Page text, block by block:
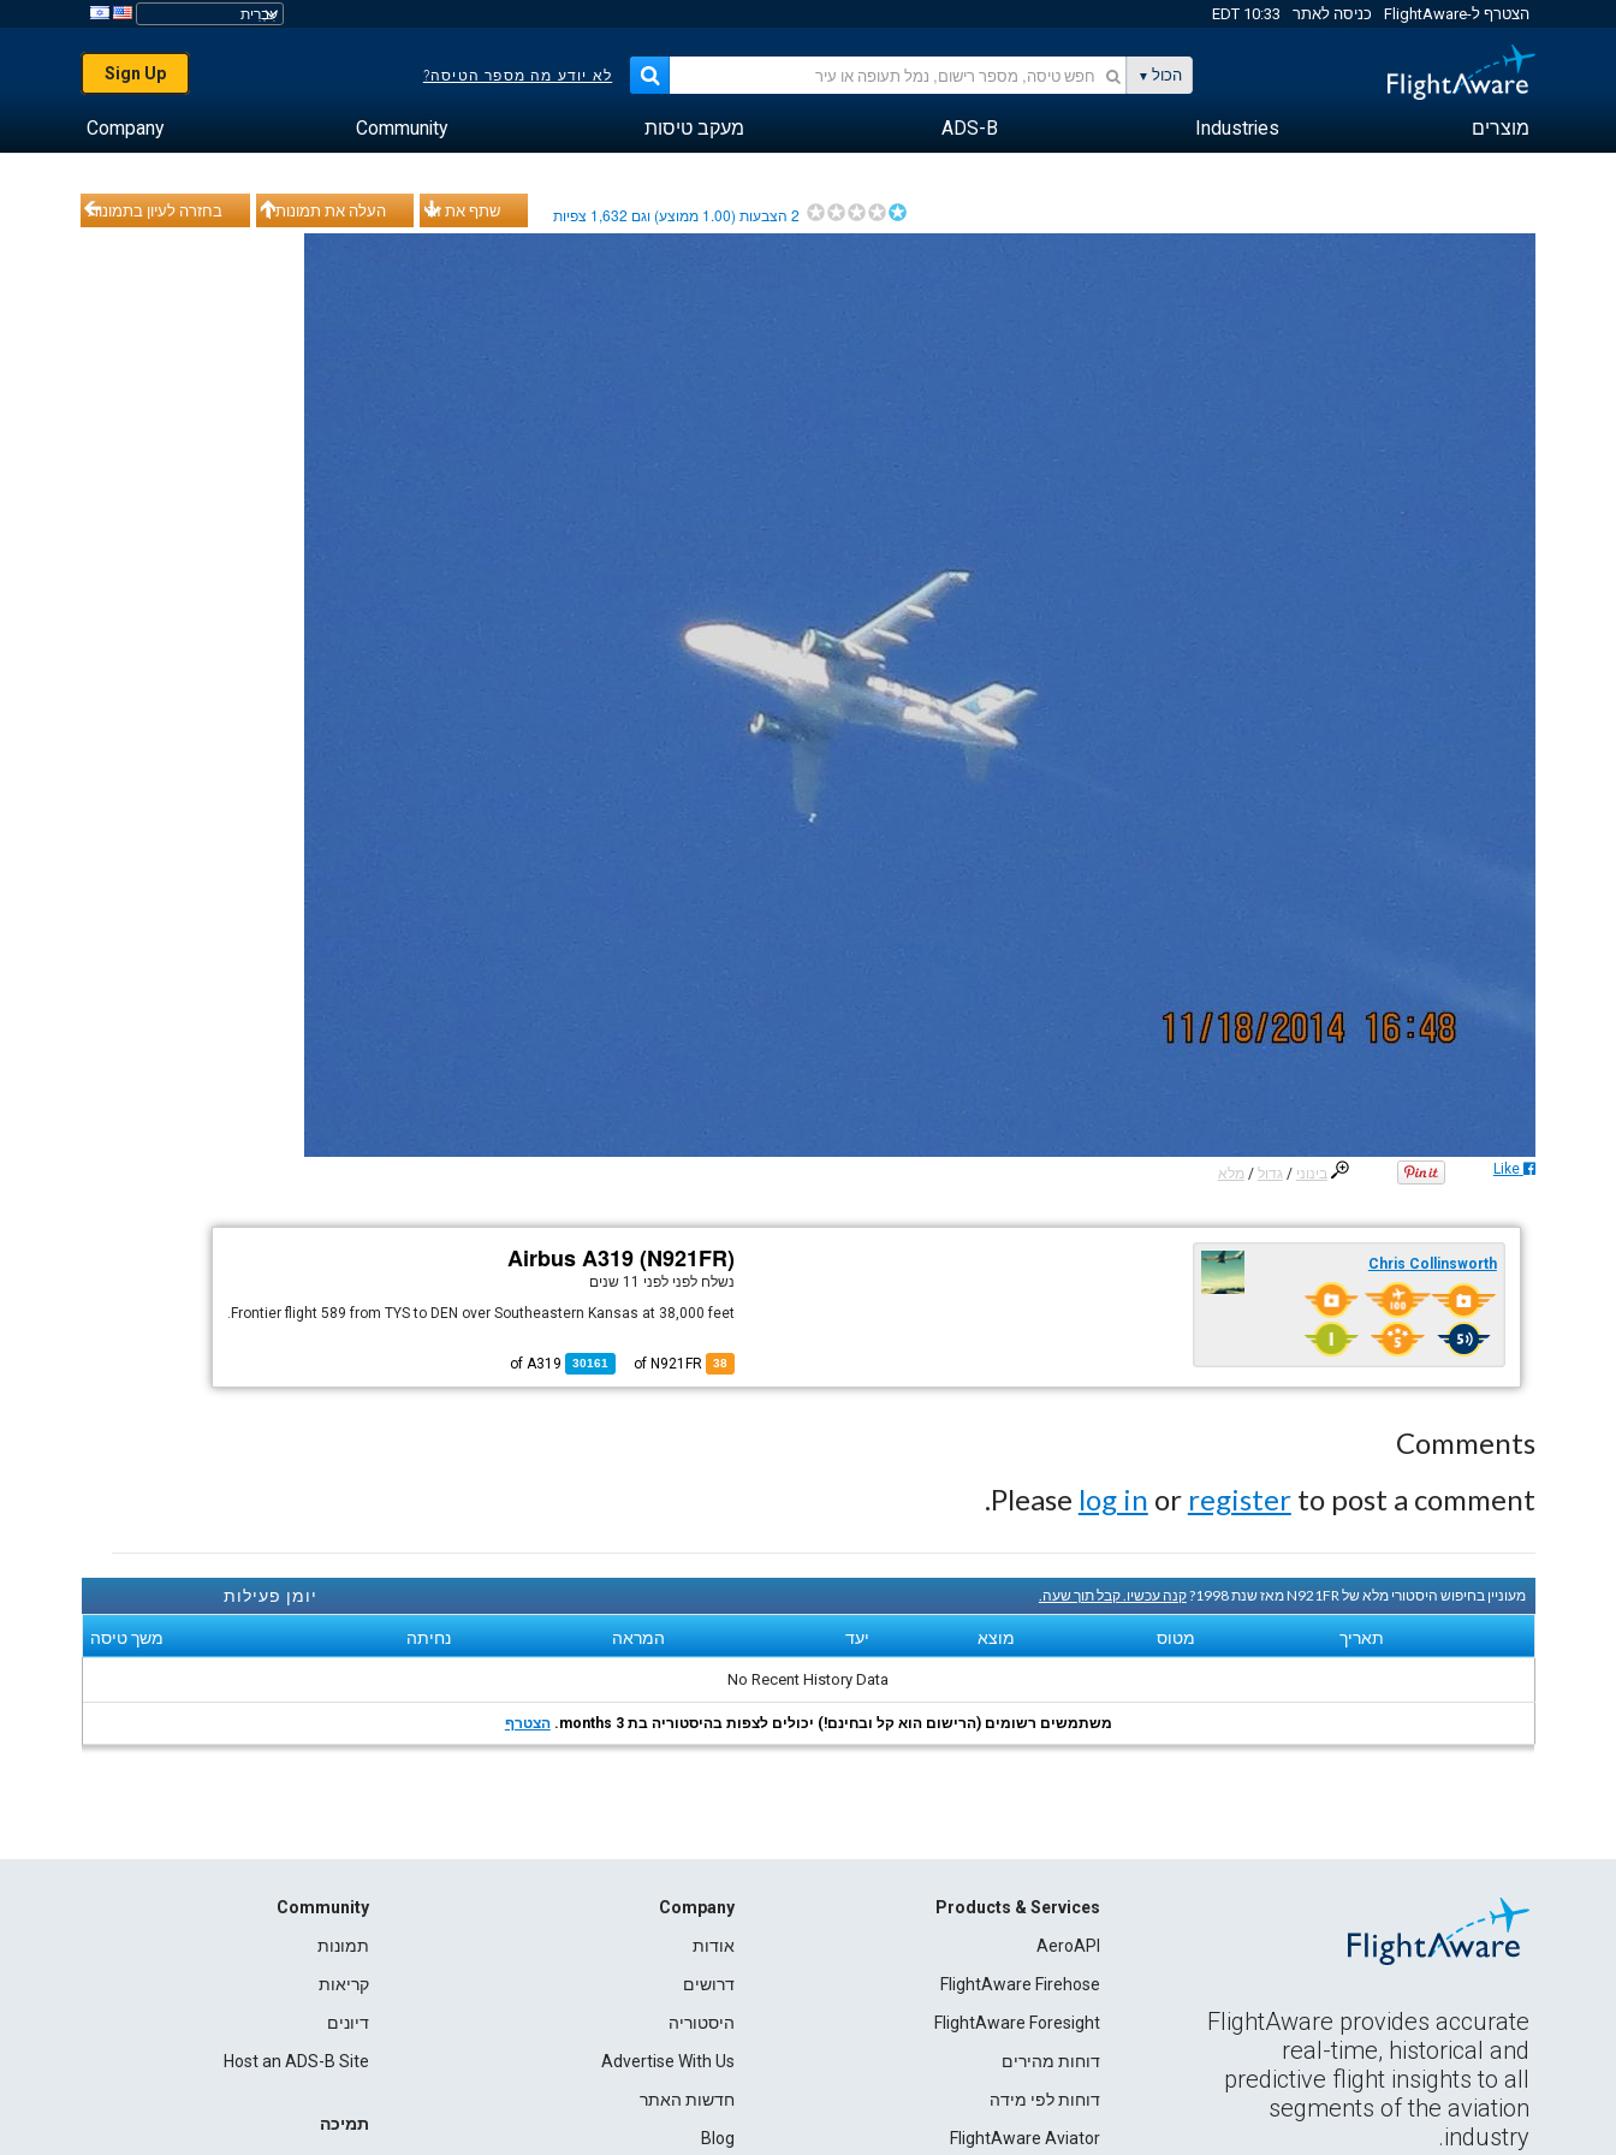
הצטרף ל-FlightAware כניסה לאתר 10:33 EDT
הכול לא יודע מה מספר הטיסה? Sign Up
מוצרים Industries
ADS-B מעקב טיסות Community
Company
בחזרה לעיון בתמונות העלה את תמונותיך שתף את זה 2הצבעות (1.00 ממוצע) וגם 1,632 צפיות
בינוני /גדול / מלא Like
Airbus A319 (N921FR)
נשלח לפני לפני 11 שנים
Frontier flight 589 from TYS to DEN over Southeastern Kansas at 38,000 feet.
38
30161
A319
Chris Collinsworth
Comments
Please log in or registerto post a comment.
יומן פעילות מעוניין בחיפוש היסטורי מלא של N921FR מאז שנת 1998? קנה עכשיו. קבל תוך שעה.
תאריך מטוס מוצא יעד המראה נחיתה משך טיסה
No Recent History Data
משתמשים רשומים (הרישום הוא קל ובחינם!) יכולים לצפות בהיסטוריה בת 3 months. הצטרף
FlightAware provides accurate
real-time, historical and
predictive flight insights to all
segments of the aviation
industry.
Products & Services
AeroAPI
FlightAware Firehose
FlightAware Foresight
דוחות מהירים
דוחות לפי מידה
FlightAware Aviator
Company
אודות
דרושים
היסטוריה
Advertise With Us
חדשות האתר
Blog
Community
תמונות
קריאות
דיונים
Host an ADS-B Site
תמיכה